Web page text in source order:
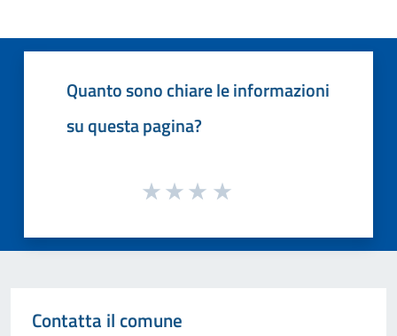
Quanto sono chiare le informazioni
su questa pagina?
Contatta il comune